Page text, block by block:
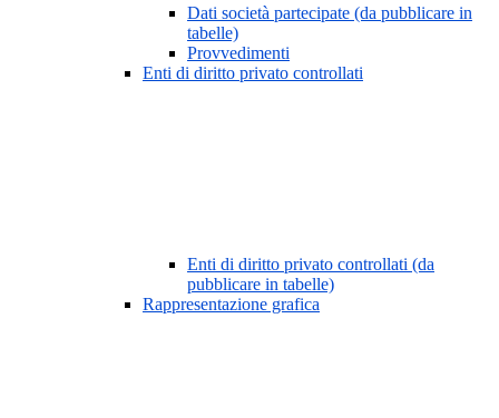
Dati società partecipate (da pubblicare in
tabelle)
Provvedimenti
Enti di diritto privato controllati
Enti di diritto privato controllati (da
pubblicare in tabelle)
Rappresentazione grafica